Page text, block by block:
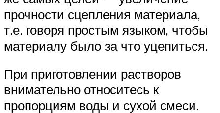
прочности сцепления материала,
т.е. говоря простым языком, чтобы
материалу было за что уцепиться.
При приготовлении растворов
внимательно относитесь к
пропорциям воды и сухой смеси.